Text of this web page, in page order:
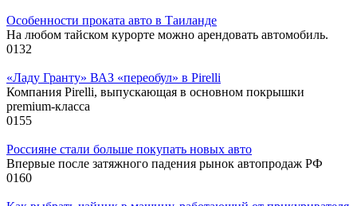
Особенности проката авто в Таиланде
На любом тайском курорте можно арендовать автомобиль.
0132
«Ладу Гранту» ВАЗ «переобул» в Pirelli
Компания Pirelli, выпускающая в основном покрышки
premium-класса
0155
Россияне стали больше покупать новых авто
Впервые после затяжного падения рынок автопродаж РФ
0160